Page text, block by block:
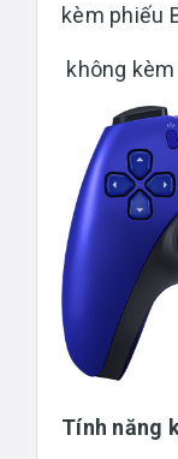
kèm phiếu
không
Tính năng